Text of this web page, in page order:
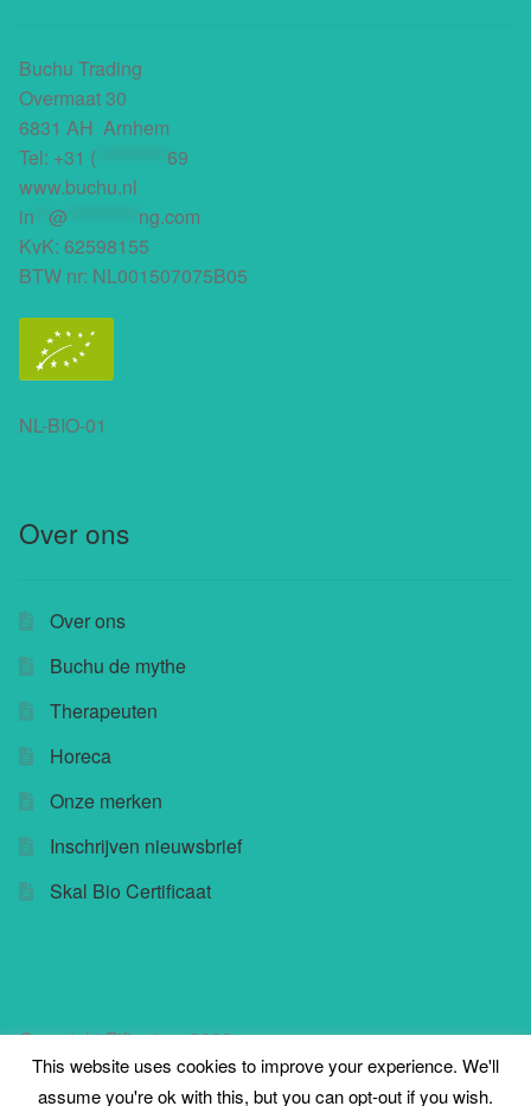
Buchu Trading
Overmaat 30
6831 AH Arnhem
Tel: +31 (
69
www.buchu.nl
in @
ng.com
KvK: 62598155
BTW nr: NL001507075B05
NL-BIO-01
Over ons
Over ons
Buchu de mythe
Therapeuten
Horeca
Onze merken
Inschrijven nieuwsbrief
Skal Bio Certificaat
Copyright Fifteatree 2023
This website uses cookies to improve your experience. We'll
assume you're ok with this, but you can opt-out if you wish.